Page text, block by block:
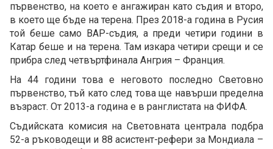
първенство, на което е ангажиран като съдия и второ,
в което ще бъде на терена. През 2018-а година в Русия
той беше само ВАР-съдия, а преди четири години в
Катар беше и на терена. Там изкара четири срещи и се
прибра след четвъртфинала Ангрия – Франция.
На 44 години това е неговото последно Световно
първенство, тъй като след това ще навърши пределна
възраст. От 2013-а година е в ранглистата на ФИФА.
Съдийската комисия на Световната централа подбра
52-а ръководещи и 88 асистент-рефери за Мондиала –